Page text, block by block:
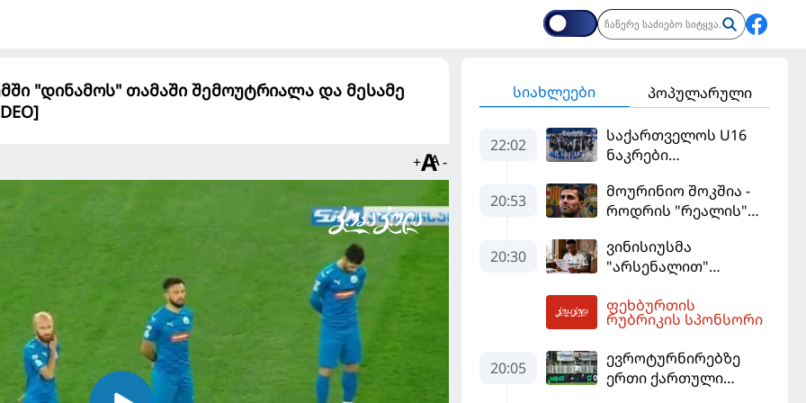
"დინამოს" თამაში შემოუტრიალა და მესამე
+ -
სიახლეები პოპულარული
22:02
საქართველოს U16
ნაკრები
ფინალურ ეტაპზე – A
დივიზიონში
20:53
მოურინიო შოკშია -
როდრის "რეალის"
და "ბარსელონაში"
გადადის
20:30
ვინისიუსმა
"არსენალით"
გამოიყენა და
"რეალთან"
მომგებიანად
გააგრძელა
ფეხბურთის
რუბრიკის სპონსორი
20:05
ევროტურნირებზე
ერთი ქართული